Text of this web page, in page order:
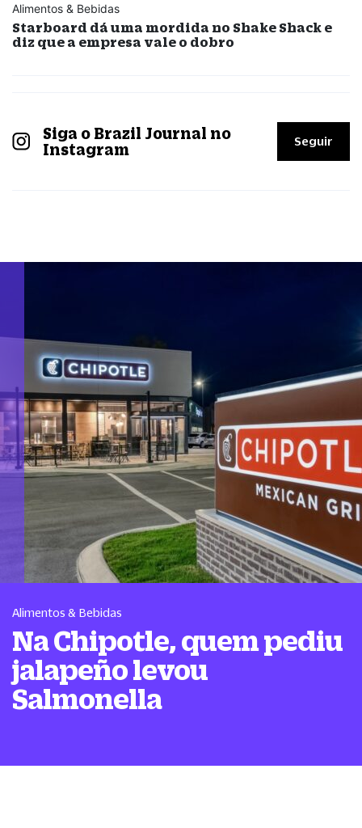
Alimentos & Bebidas
Starboard dá uma mordida no Shake Shack e
diz que a empresa vale o dobro
Siga o Brazil Journal no
Instagram
Seguir
Alimentos & Bebidas
Na Chipotle, quem pediu
jalapeño levou
Salmonella